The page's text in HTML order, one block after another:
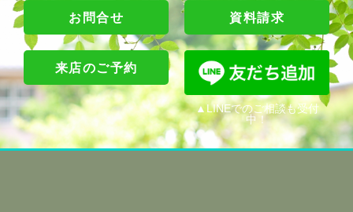
お問合せ 資料請求
来店のご予約
▲LINEでのご相談も受付
中！